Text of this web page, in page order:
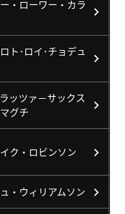
・ローワー・カラ
ト･ロイ･チョデュ
ッツァ－サックス
グチ
ク・ロビンソン
・ウィリアムソン